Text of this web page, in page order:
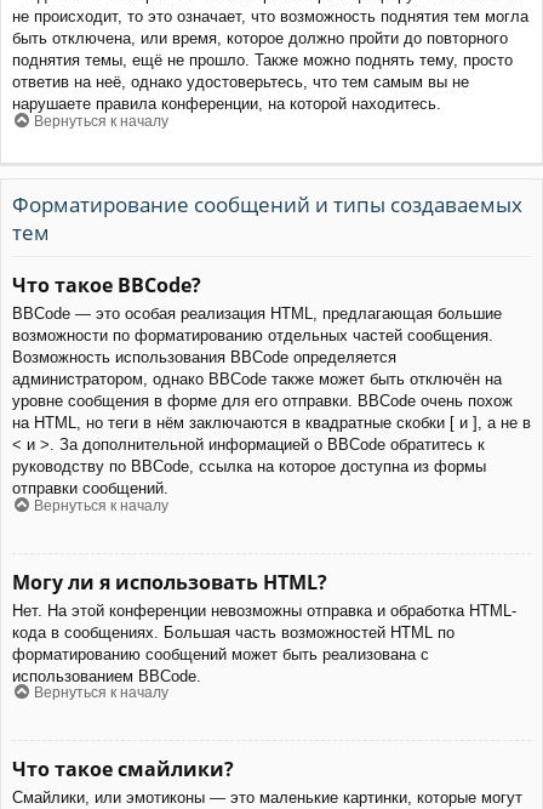
не происходит, то это означает, что возможность поднятия тем могла
быть отключена, или время, которое должно пройти до повторного
поднятия темы, ещё не прошло. Также можно поднять тему, просто
ответив на неё, однако удостоверьтесь, что тем самым вы не
нарушаете правила конференции, на которой находитесь.
Вернуться к началу
Форматирование сообщений и типы создаваемых
тем
Что такое BBCode?
BBCode — это особая реализация HTML, предлагающая большие
возможности по форматированию отдельных частей сообщения.
Возможность использования BBCode определяется
администратором, однако BBCode также может быть отключён на
уровне сообщения в форме для его отправки. BBCode очень похож
на HTML, но теги в нём заключаются в квадратные скобки [ и ], а не в
< и >. За дополнительной информацией о BBCode обратитесь к
руководству по BBCode, ссылка на которое доступна из формы
отправки сообщений.
Вернуться к началу
Могу ли я использовать HTML?
Нет. На этой конференции невозможны отправка и обработка HTML-
кода в сообщениях. Большая часть возможностей HTML по
форматированию сообщений может быть реализована с
использованием BBCode.
Вернуться к началу
Что такое смайлики?
Смайлики, или эмотиконы — это маленькие картинки, которые могут